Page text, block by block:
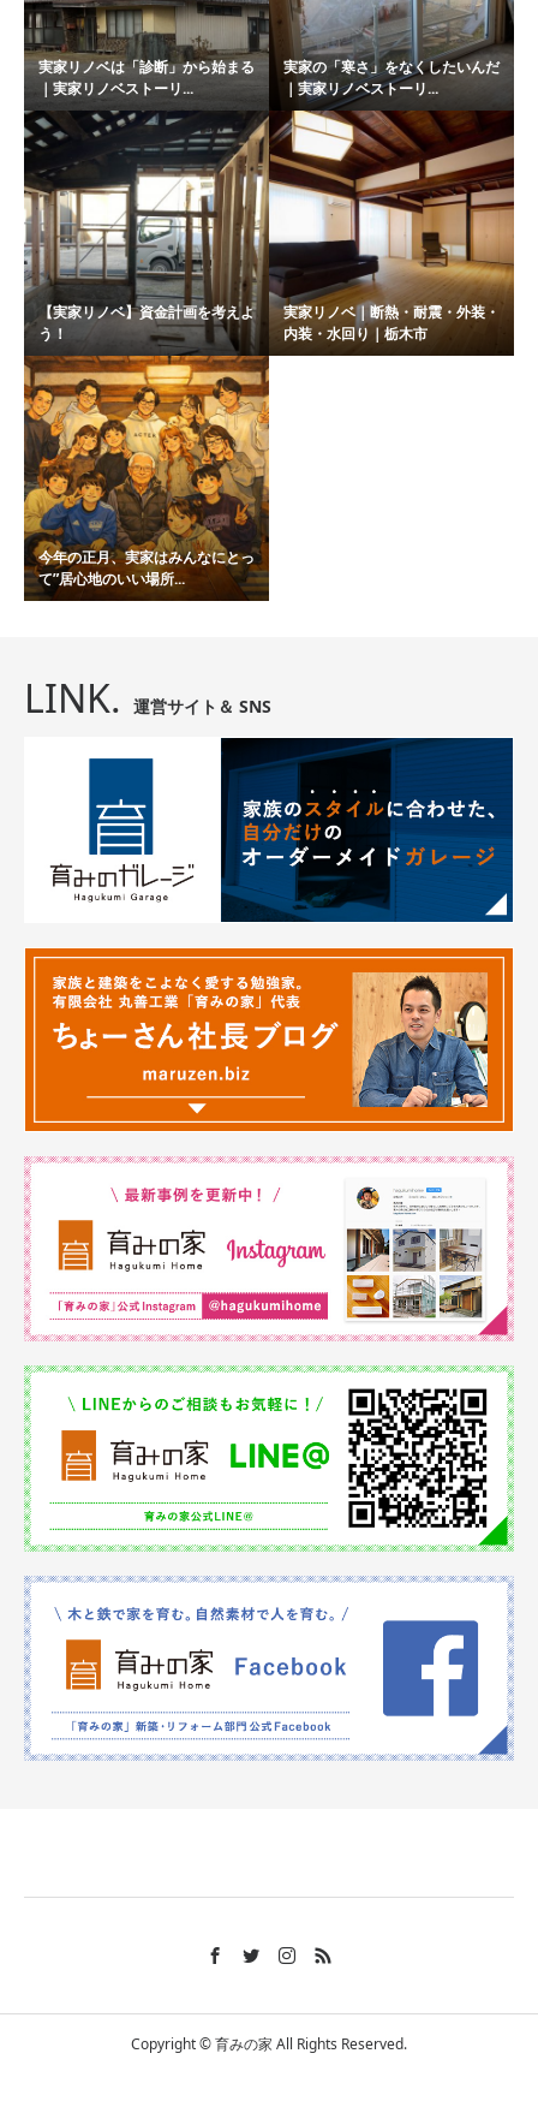
実家リノベは「診断」から始まる
｜実家リノベストーリ...
実家の「寒さ」をなくしたいんだ
｜実家リノベストーリ...
【実家リノベ】資金計画を考えよ
う！
実家リノベ｜断熱・耐震・外装・
内装・水回り｜栃木市
今年の正月、実家はみんなにとっ
て”居心地のいい場所...
LINK. 運営サイト＆ SNS
Copyright © 育みの家 All Rights Reserved.